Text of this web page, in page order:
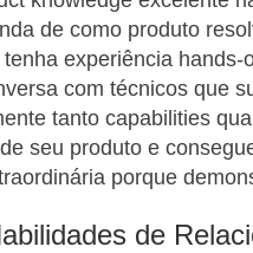
de como produto
experiência hands-
com técnicos que
tanto capabilities
seu produto e
porque
de